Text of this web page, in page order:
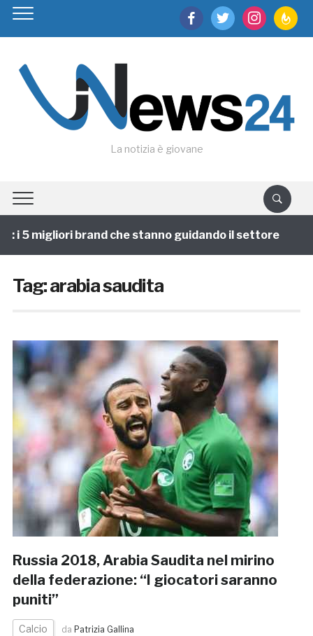
facebooktwitter instagram
La notizia è giovane
5 migliori brand che stanno guidando il settore
Tag:arabia saudita
Russia 2018, Arabia Saudita nel mirino
della federazione: “I giocatori saranno
puniti”
Calcio da Patrizia Gallina